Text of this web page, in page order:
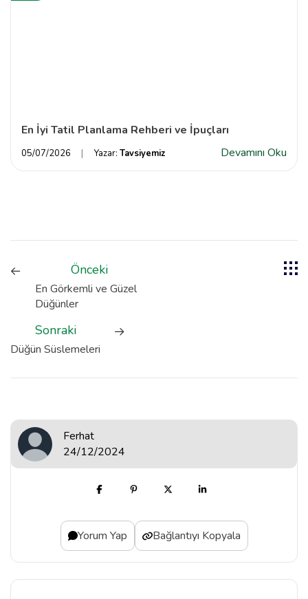
En İyi Tatil Planlama Rehberi ve İpuçları
05/07/2026 Yazar: Tavsiyemiz Devamını Oku
Önceki
En Görkemli ve Güzel
Düğünler
Sonraki
Düğün Süslemeleri
Ferhat
24/12/2024
Yorum Yap Bağlantıyı Kopyala